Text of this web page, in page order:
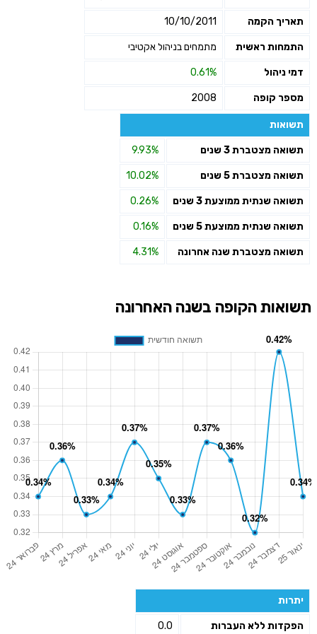
תאריך הקמה 10/10/2011
התמחות ראשית מתמחים בניהול אקטיבי
דמי ניהול 0.61%
מספר קופה 2008
תשואות
תשואה מצטברת 3 שנים 9.93%
תשואה מצטברת 5 שנים 10.02%
תשואה שנתית ממוצעת 3 שנים 0.26%
תשואה שנתית ממוצעת 5 שנים 0.16%
תשואה מצטברת שנה אחרונה 4.31%
תשואות הקופה בשנה האחרונה
יתרות
הפקדות ללא העברות 0.0